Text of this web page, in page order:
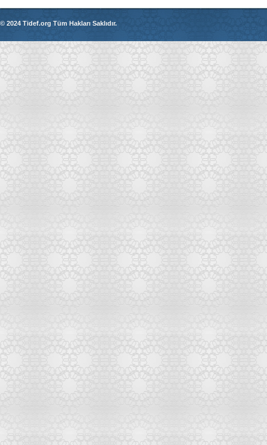
© 2024 Tidef.org Tüm Hakları Saklıdır.